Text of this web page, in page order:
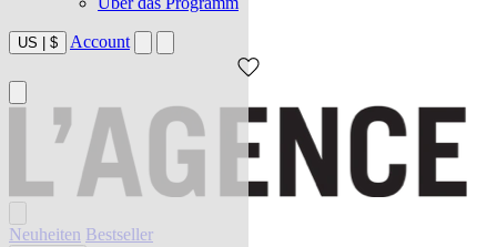
US $ Account
Neuheiten Bestseller